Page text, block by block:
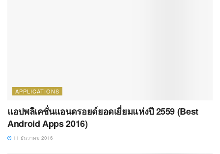
APPLICATIONS
แอปพลิเคชั่นแอนดรอยด์ยอดเยี่ยมแห่งปี 2559 (Best
Android Apps 2016)
11 ธันวาคม 2016